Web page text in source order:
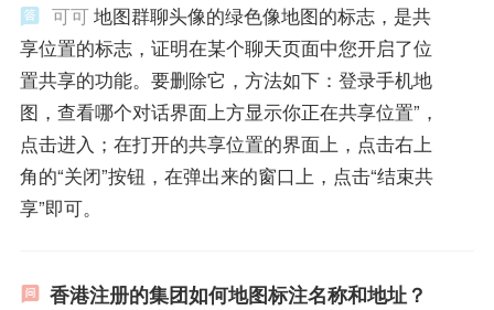
可可地图群聊头像的绿色像地图的标志，是共
享位置的标志，证明在某个聊天页面中您开启了位
置共享的功能。要删除它，方法如下：登录手机地
图，查看哪个对话界面上方显示你正在共享位置”，
点击进入；在打开的共享位置的界面上，点击右上
角的“关闭”按钮，在弹出来的窗口上，点击“结束共
享”即可。
香港注册的集团如何地图标注名称和地址？